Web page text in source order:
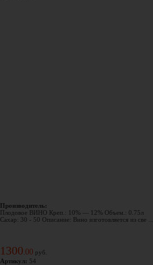
Производитель:
Плодовое ВИНО Креп.: 10% — 12% Объем.: 0.75л
Сахар: 30 - 50 Описание: Вино изготовляется из све ...
1300 00 руб.
Артикул: 54